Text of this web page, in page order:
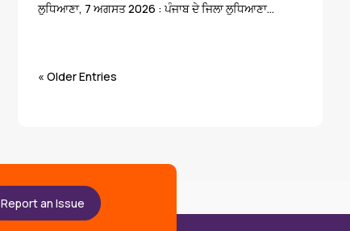
ਲੁਧਿਆਣਾ, 7 ਅਗਸਤ 2026 : ਪੰਜਾਬ ਦੇ ਜਿਲਾ ਲੁਧਿਆਣਾ...
« Older Entries
Report an Issue